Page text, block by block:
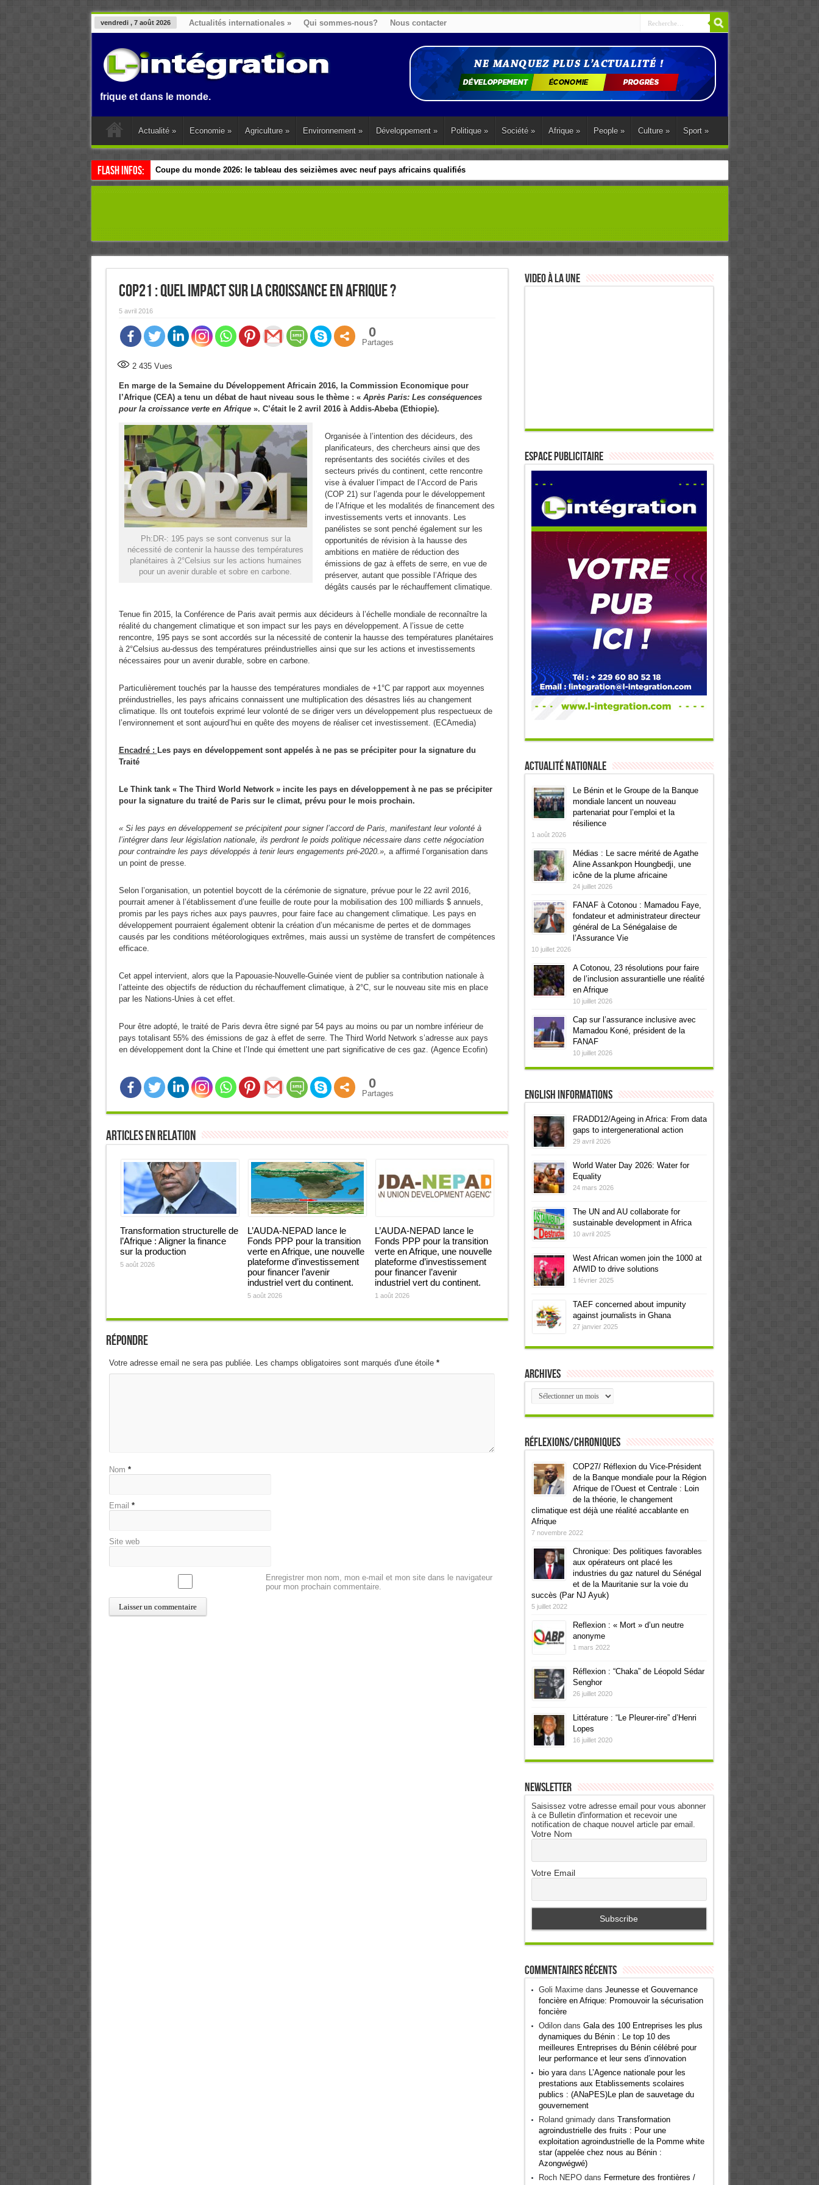
vendredi , 7 août 2026 Actualités internationales » Qui sommes-nous? Nous contacter
en Afrique et dans le monde.
Actualité » Economie » Agriculture » Environnement » Développement » Politique » Société » Afrique » People » Culture » Sport »
Flash Infos: Coupe du monde 2026: le tableau des seizièmes avec neuf pays africains qualifiés
Esclavage: à Accra, l’Afrique et sa diaspora tentent de parler d’une seule voix sur la question des réparations
COP21 : Quel impact sur la croissance en Afrique ?
5 avril 2016
0
Partages
2 435Vues
En marge de la Semaine du Développement Africain 2016, la Commission Economique pour
l’Afrique (CEA) a tenu un débat de haut niveau sous le thème : « Après Paris: Les conséquences
pour la croissance verte en Afrique». C’était le 2 avril 2016 à Addis-Abeba (Ethiopie).
Ph:DR-: 195 pays se sont convenus sur la
nécessité de contenir la hausse des températures
planétaires à 2°Celsius sur les actions humaines
pour un avenir durable et sobre en carbone.
Organisée à l’intention des décideurs, des
planificateurs, des chercheurs ainsi que des
représentants des sociétés civiles et des
secteurs privés du continent, cette rencontre
vise à évaluer l’impact de l’Accord de Paris
(COP 21) sur l’agenda pour le développement
de l’Afrique et les modalités de financement des
investissements verts et innovants. Les
panélistes se sont penché également sur les
opportunités de révision à la hausse des
ambitions en matière de réduction des
émissions de gaz à effets de serre, en vue de
préserver, autant que possible l’Afrique des
dégâts causés par le réchauffement climatique.
Tenue fin 2015, la Conférence de Paris avait permis aux décideurs à l’échelle mondiale de reconnaître la
réalité du changement climatique et son impact sur les pays en développement. A l’issue de cette
rencontre, 195 pays se sont accordés sur la nécessité de contenir la hausse des températures planétaires
à 2°Celsius au-dessus des températures préindustrielles ainsi que sur les actions et investissements
nécessaires pour un avenir durable, sobre en carbone.
Particulièrement touchés par la hausse des températures mondiales de +1°C par rapport aux moyennes
préindustrielles, les pays africains connaissent une multiplication des désastres liés au changement
climatique. Ils ont toutefois exprimé leur volonté de se diriger vers un développement plus respectueux de
l’environnement et sont aujourd’hui en quête des moyens de réaliser cet investissement. (ECAmedia)
Encadré : Les pays en développement sont appelés à ne pas se précipiter pour la signature du
Traité
Le Think tank « The Third World Network » incite les pays en développement à ne pas se précipiter
pour la signature du traité de Paris sur le climat, prévu pour le mois prochain.
« Si les pays en développement se précipitent pour signer l’accord de Paris, manifestant leur volonté à
l’intégrer dans leur législation nationale, ils perdront le poids politique nécessaire dans cette négociation
pour contraindre les pays développés à tenir leurs engagements pré-2020.», a affirmé l’organisation dans
un point de presse.
Selon l’organisation, un potentiel boycott de la cérémonie de signature, prévue pour le 22 avril 2016,
pourrait amener à l’établissement d’une feuille de route pour la mobilisation des 100 milliards $ annuels,
promis par les pays riches aux pays pauvres, pour faire face au changement climatique. Les pays en
développement pourraient également obtenir la création d’un mécanisme de pertes et de dommages
causés par les conditions météorologiques extrêmes, mais aussi un système de transfert de compétences
efficace.
Cet appel intervient, alors que la Papouasie-Nouvelle-Guinée vient de publier sa contribution nationale à
l’atteinte des objectifs de réduction du réchauffement climatique, à 2°C, sur le nouveau site mis en place
par les Nations-Unies à cet effet.
Pour être adopté, le traité de Paris devra être signé par 54 pays au moins ou par un nombre inférieur de
pays totalisant 55% des émissions de gaz à effet de serre. The Third World Network s’adresse aux pays
en développement dont la Chine et l’Inde qui émettent une part significative de ces gaz. (Agence Ecofin)
0
Partages
Articles en relation
Transformation structurelle de
l’Afrique : Aligner la finance
sur la production
5 août 2026
L’AUDA-NEPAD lance le
Fonds PPP pour la transition
verte en Afrique, une nouvelle
plateforme d’investissement
pour financer l’avenir
industriel vert du continent.
5 août 2026
L’AUDA-NEPAD lance le
Fonds PPP pour la transition
verte en Afrique, une nouvelle
plateforme d’investissement
pour financer l’avenir
industriel vert du continent.
1 août 2026
Répondre
Votre adresse email ne sera pas publiée. Les champs obligatoires sont marqués d'une étoile *
Nom *
Email *
Site web
Enregistrer mon nom, mon e-mail et mon site dans le navigateur
pour mon prochain commentaire.
Video à la Une
ESPACE PUBLICITAIRE
Actualité Nationale
Le Bénin et le Groupe de la Banque
mondiale lancent un nouveau
partenariat pour l’emploi et la
résilience
1 août 2026
Médias : Le sacre mérité de Agathe
Aline Assankpon Houngbedji, une
icône de la plume africaine
24 juillet 2026
FANAF à Cotonou : Mamadou Faye,
fondateur et administrateur directeur
général de La Sénégalaise de
l’Assurance Vie
10 juillet 2026
A Cotonou, 23 résolutions pour faire
de l’inclusion assurantielle une réalité
en Afrique
10 juillet 2026
Cap sur l’assurance inclusive avec
Mamadou Koné, président de la
FANAF
10 juillet 2026
English informations
FRADD12/Ageing in Africa: From data
gaps to intergenerational action
29 avril 2026
World Water Day 2026: Water for
Equality
24 mars 2026
The UN and AU collaborate for
sustainable development in Africa
10 avril 2025
West African women join the 1000 at
AfWID to drive solutions
1 février 2025
TAEF concerned about impunity
against journalists in Ghana
27 janvier 2025
Archives
Archives
Réflexions/Chroniques
COP27/ Réflexion du Vice-Président
de la Banque mondiale pour la Région
Afrique de l’Ouest et Centrale : Loin
de la théorie, le changement
climatique est déjà une réalité accablante en
Afrique
7 novembre 2022
Chronique: Des politiques favorables
aux opérateurs ont placé les
industries du gaz naturel du Sénégal
et de la Mauritanie sur la voie du
succès (Par NJ Ayuk)
5 juillet 2022
Reflexion : « Mort » d’un neutre
anonyme
1 mars 2022
Réflexion : “Chaka” de Léopold Sédar
Senghor
26 juillet 2020
Littérature : “Le Pleurer-rire” d’Henri
Lopes
16 juillet 2020
Newsletter
Saisissez votre adresse email pour vous abonner
à ce Bulletin d'information et recevoir une
notification de chaque nouvel article par email.
Votre Nom
Votre Email
Commentaires récents
Goli Maximedans Jeunesse et Gouvernance
foncière en Afrique: Promouvoir la sécurisation
foncière
Odilondans Gala des 100 Entreprises les plus
dynamiques du Bénin : Le top 10 des
meilleures Entreprises du Bénin célébré pour
leur performance et leur sens d’innovation
bio yaradans L’Agence nationale pour les
prestations aux Etablissements scolaires
publics : (ANaPES)Le plan de sauvetage du
gouvernement
Roland gnimadydans Transformation
agroindustrielle des fruits : Pour une
exploitation agroindustrielle de la Pomme white
star (appelée chez nous au Bénin :
Azongwégwé)
Roch NEPOdans Fermeture des frontières /